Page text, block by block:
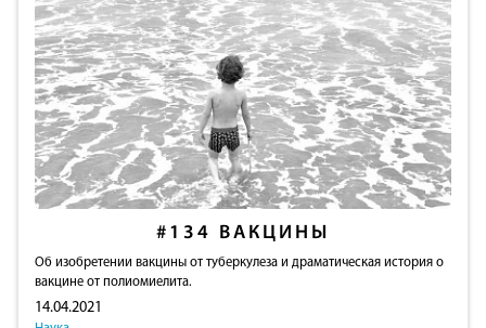
#134 ВАКЦИНЫ
Об изобретении вакцины от туберкулеза и драматическая история о
вакцине от полиомиелита.
14.04.2021